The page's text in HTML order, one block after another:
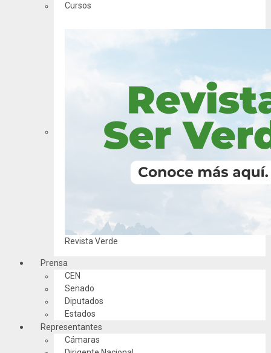
Cursos
Revista Verde
Prensa
CEN
Senado
Diputados
Estados
Representantes
Cámaras